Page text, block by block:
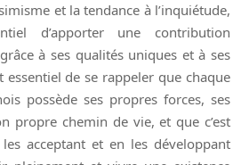
et la tendance à l’inquiétude,
d’apporter une contribution
à ses qualités uniques et à ses
de se rappeler que chaque
possède ses propres forces, ses
propre chemin de vie, et que c’est
acceptant et en les développant